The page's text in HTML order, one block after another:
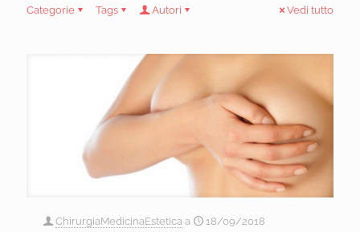
Categorie Tags Autori Vedi tutto
ChirurgiaMedicinaEstetica a 18/09/2018